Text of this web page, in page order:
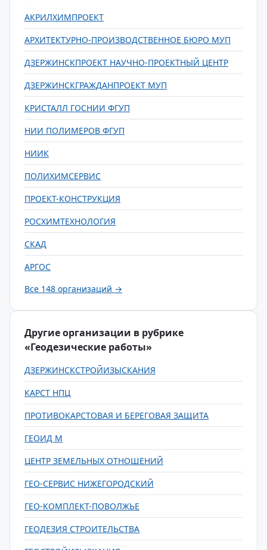
АКРИЛХИМПРОЕКТ
АРХИТЕКТУРНО-ПРОИЗВОДСТВЕННОЕ БЮРО МУП
ДЗЕРЖИНСКПРОЕКТ НАУЧНО-ПРОЕКТНЫЙ ЦЕНТР
ДЗЕРЖИНСКГРАЖДАНПРОЕКТ МУП
КРИСТАЛЛ ГОСНИИ ФГУП
НИИ ПОЛИМЕРОВ ФГУП
НИИК
ПОЛИХИМСЕРВИС
ПРОЕКТ-КОНСТРУКЦИЯ
РОСХИМТЕХНОЛОГИЯ
СКАД
АРГОС
Все 148 организаций →
Другие организации в рубрике
«Геодезические работы»
ДЗЕРЖИНСКСТРОЙИЗЫСКАНИЯ
КАРСТ НПЦ
ПРОТИВОКАРСТОВАЯ И БЕРЕГОВАЯ ЗАЩИТА
ГЕОИД М
ЦЕНТР ЗЕМЕЛЬНЫХ ОТНОШЕНИЙ
ГЕО-СЕРВИС НИЖЕГОРОДСКИЙ
ГЕО-КОМПЛЕКТ-ПОВОЛЖЬЕ
ГЕОДЕЗИЯ СТРОИТЕЛЬСТВА